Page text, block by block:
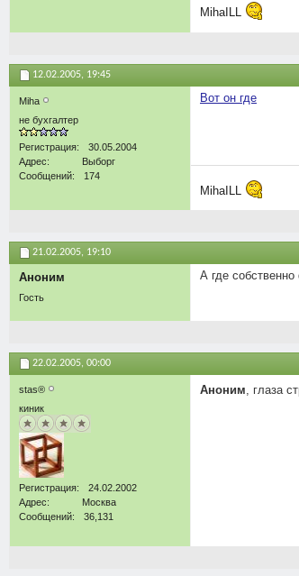
MihaILL
12.02.2005, 19:45
Miha
не бухгалтер
Регистрация
30.05.2004
Адрес
Выборг
Сообщений
174
Вот он где
MihaILL
21.02.2005, 19:10
Аноним
Гость
А где
22.02.2005, 00:00
stas®
киник
Регистрация
24.02.2002
Адрес
Москва
Сообщений
36,131
Аноним , глаза